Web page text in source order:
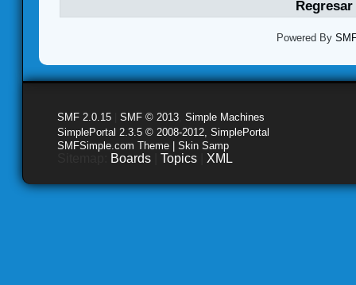
Powered By
SMF 2.0.15 SMF © 2013 Simple Machines
SimplePortal 2.3.5 © 2008-2012, SimplePortal
SMFSimple.com Theme | Skin Samp
Boards Topics XML